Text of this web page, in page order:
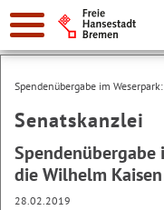
Suche:
Spendenübergabe im
Senatskanzlei
Spendenübergabe
die Wilhelm
28.02.2019